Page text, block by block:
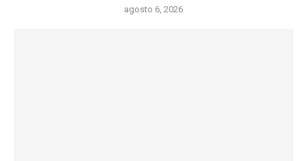
agosto 6, 2026